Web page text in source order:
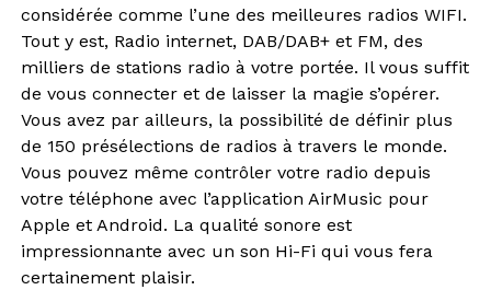
considérée comme l’une des meilleures radios WIFI.
Tout y est, Radio internet, DAB/DAB+ et FM, des
milliers de stations radio à votre portée. Il vous suffit
de vous connecter et de laisser la magie s’opérer.
Vous avez par ailleurs, la possibilité de définir plus
de 150 présélections de radios à travers le monde.
Vous pouvez même contrôler votre radio depuis
votre téléphone avec l’application AirMusic pour
Apple et Android. La qualité sonore est
impressionnante avec un son Hi-Fi qui vous fera
certainement plaisir.